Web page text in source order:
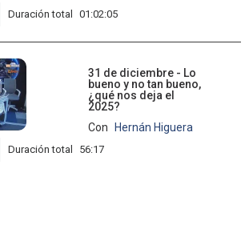
Duración total 01:02:05
31 de diciembre - Lo
bueno y no tan bueno,
¿qué nos deja el
2025?
Con
Hernán Higuera
Duración total 56:17